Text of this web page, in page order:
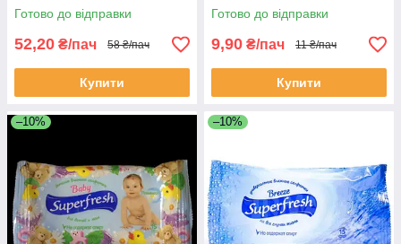
Готово до відправки
52,20 ₴/пач 58 ₴/пач
Купити
Готово до відправки
9,90 ₴/пач 11 ₴/пач
Купити
–10% –10%